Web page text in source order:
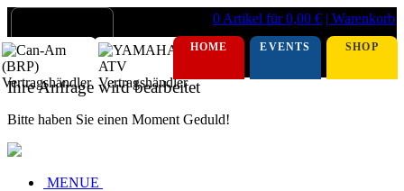
0 Artikel für 0,00 € | Warenkorb
HOME EVENTS SHOP
Ihre Anfrage wird bearbeitet
Bitte haben Sie einen Moment Geduld!
MENUE